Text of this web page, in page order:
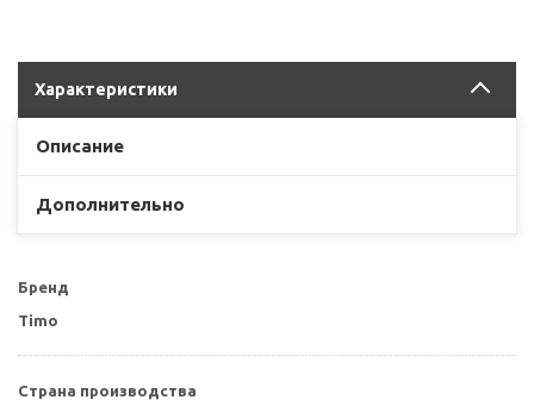
Характеристики
Описание
Дополнительно
Бренд
Timo
Страна производства